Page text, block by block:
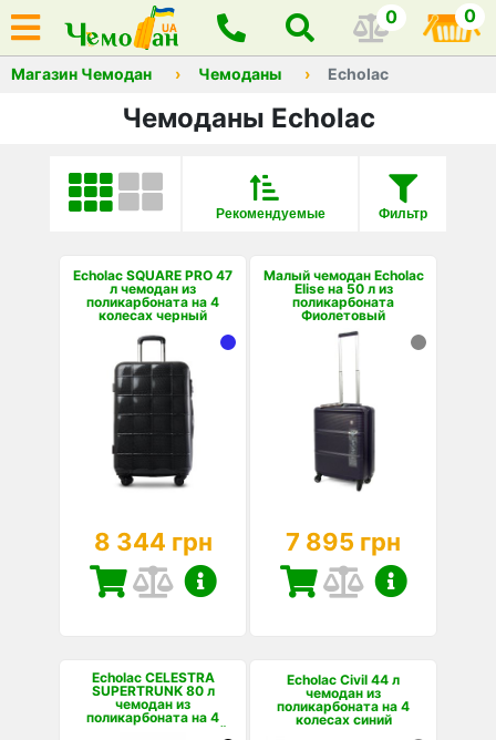
0 0
Магазин Чемодан Чемоданы Echolac
Чемоданы Echolac
Фильтр
Рекомендуемые
Echolac SQUARE PRO 47
л чемодан из
поликарбоната на 4
колесах черный
8 344 грн
Малый чемодан Echolac
Elise на 50 л из
поликарбоната
Фиолетовый
7 895 грн
Echolac CELESTRA
SUPERTRUNK 80 л
чемодан из
поликарбоната на 4
колесах темно-серый
Echolac Civil 44 л
чемодан из
поликарбоната на 4
колесах синий